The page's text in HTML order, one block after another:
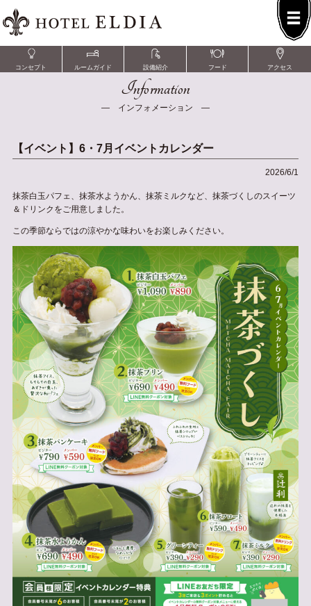
コンセプト ルームガイド 設備紹介 フード アクセス
Information
― インフォメーション ―
【イベント】6・7月イベントカレンダー
2026/6/1
抹茶白玉パフェ、抹茶水ようかん、抹茶ミルクなど、抹茶づくしのスイーツ
＆ドリンクをご用意しました。
この季節ならではの涼やかな味わいをお楽しみください。